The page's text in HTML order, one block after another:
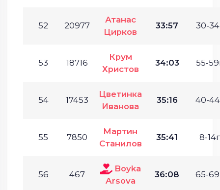
52 20977
Атанас
Цирков
33:57 30-
53 18716
Крум
Христов
34:03 55-
54 17453
Цветинка
Иванова
35:16 40-
55 7850
Мартин
Станилов
35:41 8-
56 467
Boyka
Arsova
36:08 65-